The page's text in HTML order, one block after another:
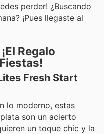
perder! ¿Buscando
¡Pues llegaste al
Regalo
Fresh Start
lo moderno, estas
son un acierto
un toque chic y la